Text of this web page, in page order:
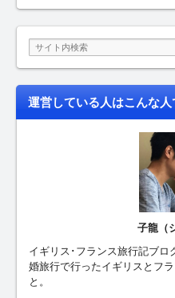
運営している人はこんな人
子龍（
イギリス･フランス旅行記ブ
婚旅行で行ったイギリスとフ
と。